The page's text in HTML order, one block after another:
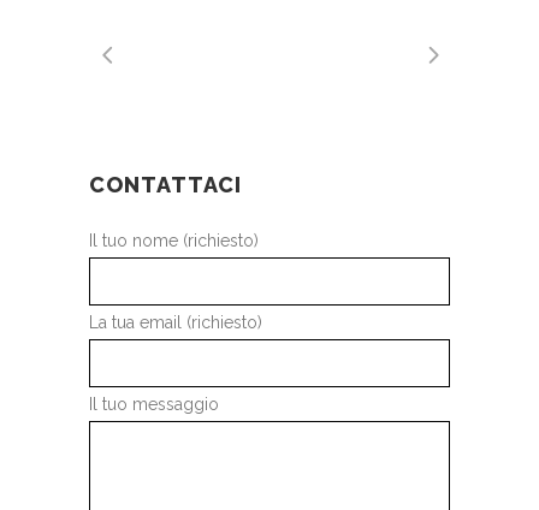
CONTATTACI
Il tuo nome (richiesto)
La tua email (richiesto)
Il tuo messaggio